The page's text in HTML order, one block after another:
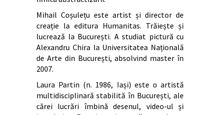
Mihail Coșulețu este artist și director de
creație la editura Humanitas. Trăiește și
lucrează la București. A studiat pictură cu
Alexandru Chira la Universitatea Națională
de Arte din București, absolvind master în
2007.
Laura Partin (n. 1986, Iași) este o artistă
multidisciplinară stabilită în București, ale
cărei lucrări îmbină desenul, video-ul și